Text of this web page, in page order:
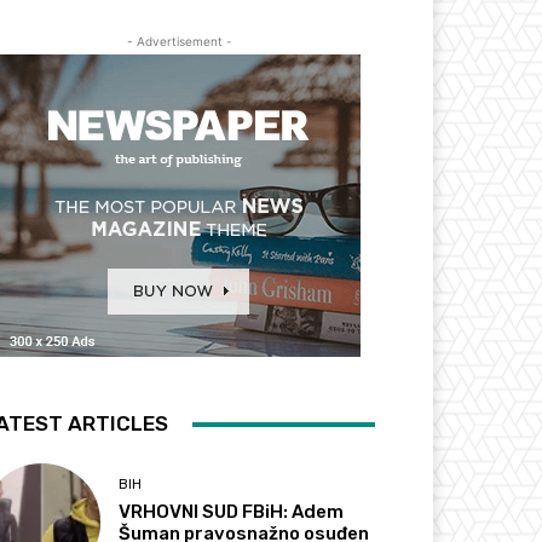
- Advertisement -
ARTICLES
BIH
VRHOVNI SUD FBiH: Adem
Šuman pravosnažno osuđen